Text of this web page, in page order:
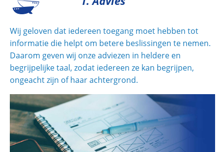
Wij geloven dat iedereen toegang moet hebben tot
informatie die helpt om betere beslissingen te nemen.
Daarom geven wij onze adviezen in heldere en
begrijpelijke taal, zodat iedereen ze kan begrijpen,
ongeacht zijn of haar achtergrond.